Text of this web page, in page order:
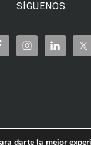
SÍGUENOS
darte la mejor